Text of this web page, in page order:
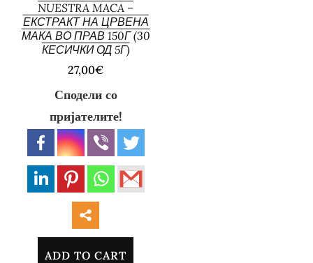
NUESTRA MACA –
ЕКСТРАКТ НА ЦРВЕНА
МАКА ВО ПРАВ 150Г (30
КЕСИЧКИ ОД 5Г)
27,00€
Сподели со
пријателите!
ADD TO CART